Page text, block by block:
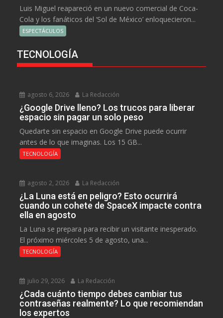
Luis Miguel reapareció en un nuevo comercial de Coca-
Cola y los fanáticos del ‘Sol de México’ enloquecieron...
ESPECTÁCULOS
TECNOLOGÍA
agosto 6, 2026 La Redacción
¿Google Drive lleno? Los trucos para liberar
espacio sin pagar un solo peso
Quedarte sin espacio en Google Drive puede ocurrir
antes de lo que imaginas. Los 15 GB...
TECNOLOGÍA
agosto 2, 2026 La Redacción
¿La Luna está en peligro? Esto ocurrirá
cuando un cohete de SpaceX impacte contra
ella en agosto
La Luna se prepara para recibir un visitante inesperado.
El próximo miércoles 5 de agosto, una...
TECNOLOGÍA
julio 29, 2026 La Redacción
¿Cada cuánto tiempo debes cambiar tus
contraseñas realmente? Lo que recomiendan
los expertos